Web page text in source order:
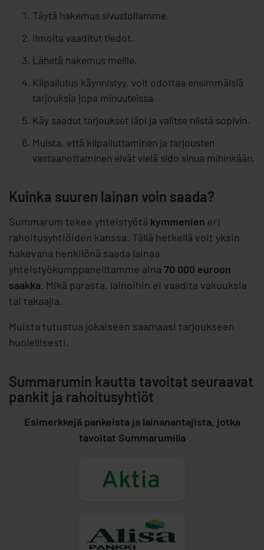
Täytä hakemus sivustollamme.
Ilmoita vaaditut tiedot.
Lähetä hakemus meille.
Kilpailutus käynnistyy, voit odottaa ensimmäisiä
tarjouksia jopa minuuteissa.
Käy saadut tarjoukset läpi ja valitse niistä sopivin.
Muista, että kilpailuttaminen ja tarjousten
vastaanottaminen eivät vielä sido sinua mihinkään.
Kuinka suuren lainan voin saada?
Summarum tekee yhteistyötä kymmenien eri
rahoitusyhtiöiden kanssa. Tällä hetkellä voit yksin
hakevana henkilönä saada lainaa
yhteistyökumppaneiltamme aina 70 000 euroon
saakka. Mikä parasta, lainoihin ei vaadita vakuuksia
tai takaajia.
Muista tutustua jokaiseen saamaasi tarjoukseen
huolellisesti.
Summarumin kautta tavoitat seuraavat
pankit ja rahoitusyhtiöt
Esimerkkejä pankeista ja lainanantajista, jotka
tavoitat Summarumilla